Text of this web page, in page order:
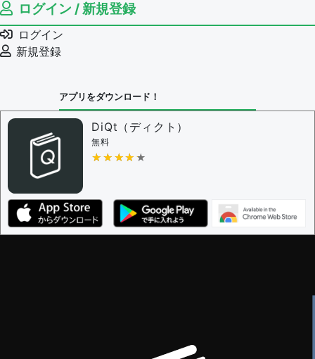
ログイン / 新規登録
ログイン
新規登録
アプリをダウンロード！
DiQt（ディクト）
無料
★★★★★
★★★★★